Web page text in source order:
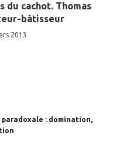
du cachot. Thomas
bâtisseur
2013
paradoxale : domination,